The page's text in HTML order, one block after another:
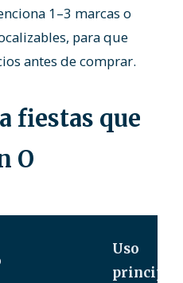
1–3 marcas o
para que
antes de comprar.
fiestas que
O
Uso
principal